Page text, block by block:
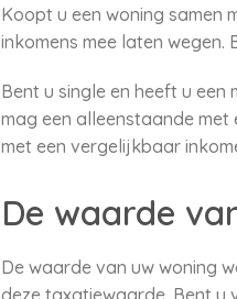
Koopt u een woning samen
inkomens mee laten wegen.
Bent u single en heeft u
mag een alleenstaande met
met een vergelijkbaar
De waarde
De waarde van uw woning
deze taxatiewaarde. Bent u